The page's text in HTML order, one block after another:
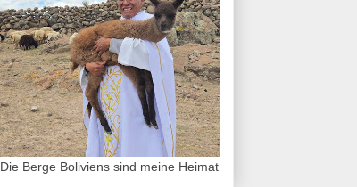
Die Berge Boliviens sind meine Heimat